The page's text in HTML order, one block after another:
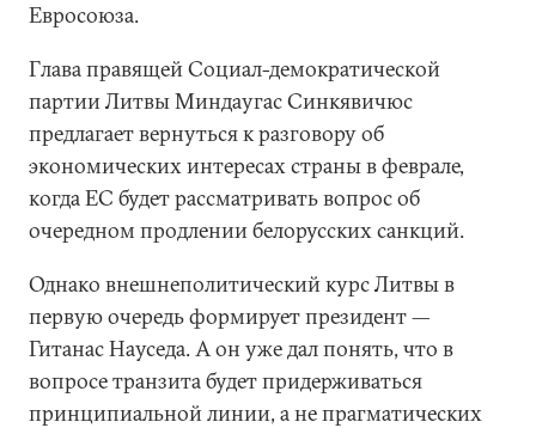
Евросоюза.
Глава правящей Социал-демократической
партии Литвы Миндаугас Синкявичюс
предлагает вернуться к разговору об
экономических интересах страны в феврале,
когда ЕС будет рассматривать вопрос об
очередном продлении белорусских санкций.
Однако внешнеполитический курс Литвы в
первую очередь формирует президент —
Гитанас Науседа. А он уже дал понять, что в
вопросе транзита будет придерживаться
принципиальной линии, а не прагматических